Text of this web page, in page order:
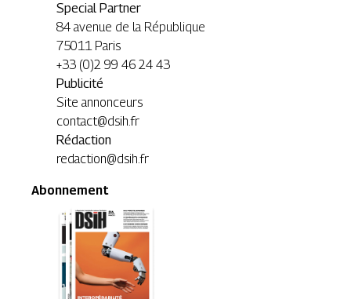
Special Partner
84 avenue de la République
75011 Paris
+33 (0)2 99 46 24 43
Publicité
Site annonceurs
contact@dsih.fr
Rédaction
redaction@dsih.fr
Abonnement